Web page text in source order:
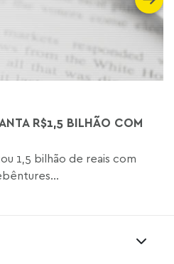
R$1,5 BILHÃO COM
1,5 bilhão de reais com